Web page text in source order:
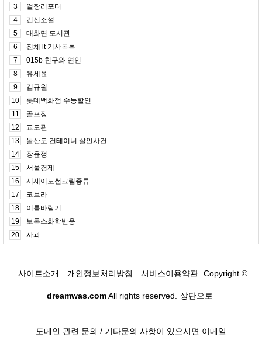
3
얼짱리포터
4
긴신소설
5
대화면 도서관
6
전체 lt 기사목록
7
015b 친구와 연인
8
유세윤
9
김규원
10
롯데백화점 수능할인
11
골프장
12
교도관
13
돌산도 컨테이너 살인사건
14
장윤정
15
서울경제
16
시세이도썬크림종류
17
코브라
18
이름바람기
19
보톡스화학반응
20
사과
사이트소개 개인정보처리방침 서비스이용약관 Copyright ©
dreamwas.comAll rights reserved. 상단으로
도메인 관련 문의 / 기타문의 사항이 있으시면 이메일